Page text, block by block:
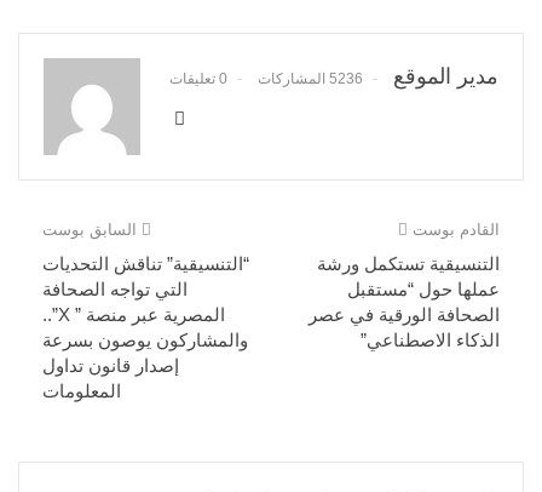
مدير الموقع 5236 المشاركات 0 تعليقات
السابق بوست
“التنسيقية” تناقش التحديات
التي تواجه الصحافة
المصرية عبر منصة ” X”..
والمشاركون يوصون بسرعة
إصدار قانون تداول
المعلومات
القادم بوست
التنسيقية تستكمل ورشة
عملها حول “مستقبل
الصحافة الورقية في عصر
الذكاء الاصطناعي”